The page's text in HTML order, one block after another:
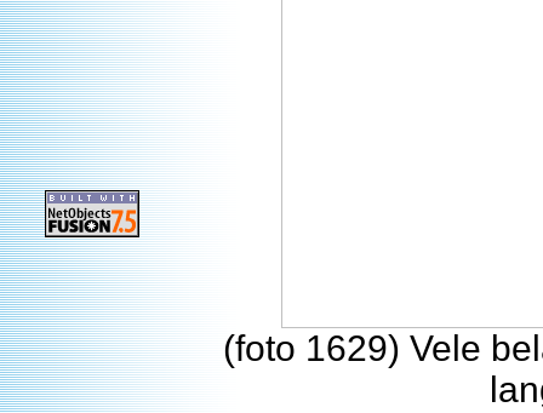
(foto 1629) Vele